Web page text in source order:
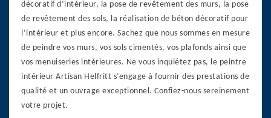
décoratif d’intérieur, la pose de revêtement des murs, la pose
de revêtement des sols, la réalisation de béton décoratif pour
l’intérieur et plus encore. Sachez que nous sommes en mesure
de peindre vos murs, vos sols cimentés, vos plafonds ainsi que
vos menuiseries intérieures. Ne vous inquiétez pas, le peintre
intérieur Artisan Helfritt s’engage à fournir des prestations de
qualité et un ouvrage exceptionnel. Confiez-nous sereinement
votre projet.